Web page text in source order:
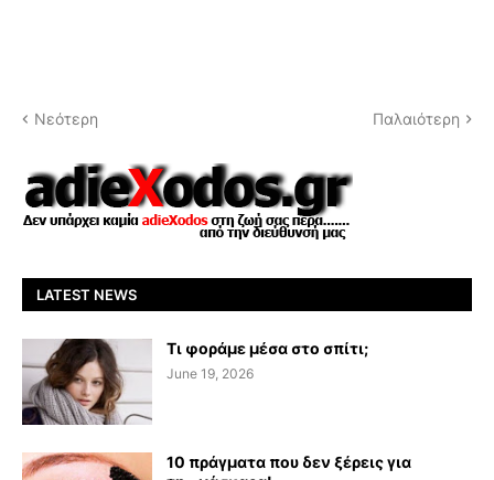
Νεότερη Παλαιότερη
LATEST NEWS
Τι φοράμε μέσα στο σπίτι;
June 19, 2026
10 πράγματα που δεν ξέρεις για